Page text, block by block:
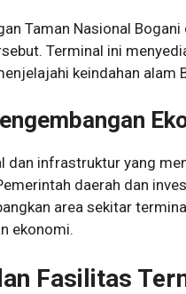
Taman Nasional
Terminal ini
keindahan alam
dan infrastruktur yang
daerah dan
area sekitar
ekonomi.
Fasilitas